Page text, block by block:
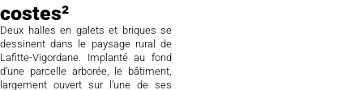
costes²
Deux halles en galets et briques se
dessinent dans le paysage rural de
Lafitte-Vigordane. Implanté au fond
d’une parcelle arborée, le bâtiment,
largement ouvert sur l’une de ses